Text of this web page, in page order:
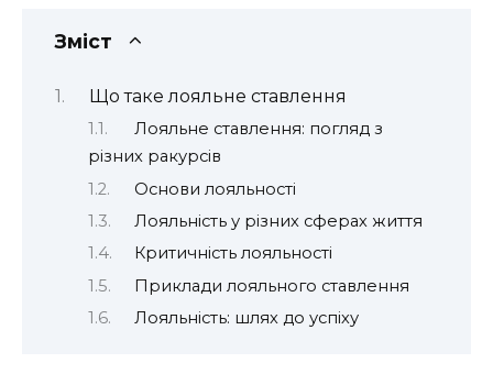
Зміст
Що таке лояльне ставлення
Лояльне ставлення: погляд з
різних ракурсів
Основи лояльності
Лояльність у різних сферах життя
Критичність лояльності
Приклади лояльного ставлення
Лояльність: шлях до успіху